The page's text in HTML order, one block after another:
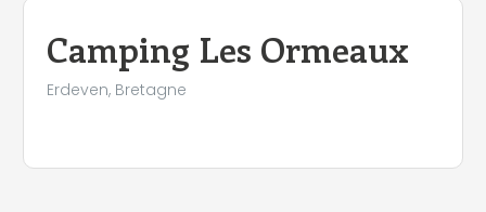
Camping Les Ormeaux
Erdeven, Bretagne